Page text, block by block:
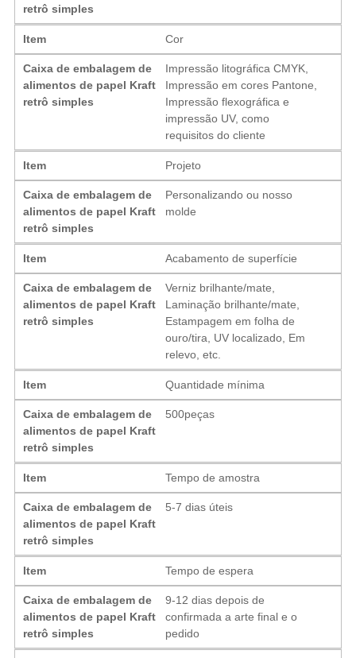
retrô simples
Item Cor
Caixa de embalagem de
alimentos de papel Kraft
retrô simples
Impressão litográfica CMYK,
Impressão em cores Pantone,
Impressão flexográfica e
impressão UV, como
requisitos do cliente
Item Projeto
Caixa de embalagem de
alimentos de papel Kraft
retrô simples
Personalizando ou nosso
molde
Item Acabamento de superfície
Caixa de embalagem de
alimentos de papel Kraft
retrô simples
Verniz brilhante/mate,
Laminação brilhante/mate,
Estampagem em folha de
ouro/tira, UV localizado, Em
relevo, etc.
Item Quantidade mínima
Caixa de embalagem de
alimentos de papel Kraft
retrô simples
500peças
Item Tempo de amostra
Caixa de embalagem de
alimentos de papel Kraft
retrô simples
5-7 dias úteis
Item Tempo de espera
Caixa de embalagem de
alimentos de papel Kraft
retrô simples
9-12 dias depois de
confirmada a arte final e o
pedido